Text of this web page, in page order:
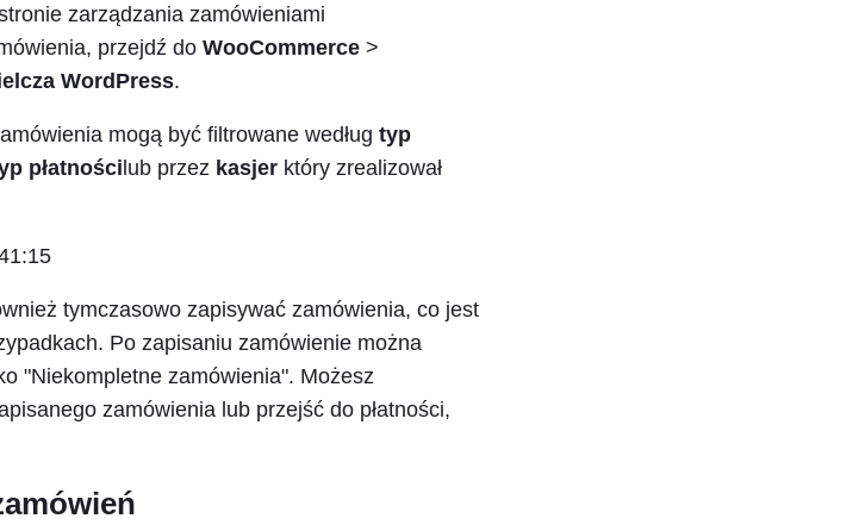
zarządzania zamówieniami
przejdź do WooCommerce >
WordPress.
mogą być filtrowane według typ
płatności lub przez kasjer który zrealizował
tymczasowo zapisywać zamówienia, co jest
Po zapisaniu zamówienie można
"Niekompletne zamówienia". Możesz
zamówienia lub przejść do płatności,